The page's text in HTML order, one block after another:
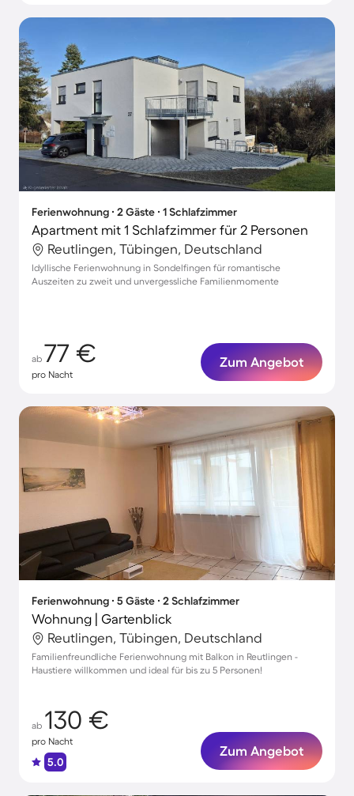
Ferienwohnung ∙ 2 Gäste ∙ 1 Schlafzimmer
Apartment mit 1 Schlafzimmer für 2 Personen
Reutlingen, Tübingen, Deutschland
Idyllische Ferienwohnung in Sondelfingen für romantische
Auszeiten zu zweit und unvergessliche Familienmomente
ab 77 €
pro Nacht
Zum Angebot
Ferienwohnung ∙ 5 Gäste ∙ 2 Schlafzimmer
Wohnung | Gartenblick
Reutlingen, Tübingen, Deutschland
Familienfreundliche Ferienwohnung mit Balkon in Reutlingen -
Haustiere willkommen und ideal für bis zu 5 Personen!
ab 130 €
pro Nacht
5.0
Zum Angebot